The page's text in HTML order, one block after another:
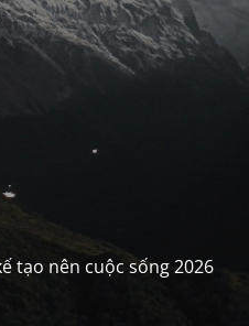
tạo nên cuộc sống 2026